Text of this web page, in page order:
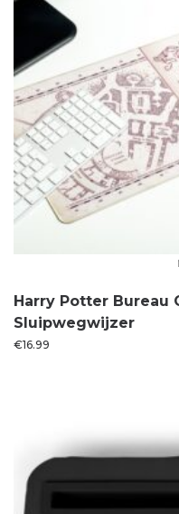
Harry Potter Bureau
Sluipwegwijzer
€16.99